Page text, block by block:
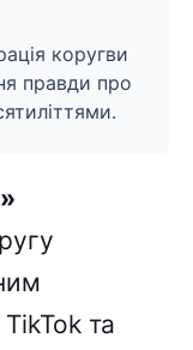
коругви
правди про
та